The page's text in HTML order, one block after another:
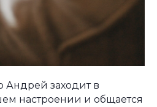
Андрей заходит в
настроении и общается